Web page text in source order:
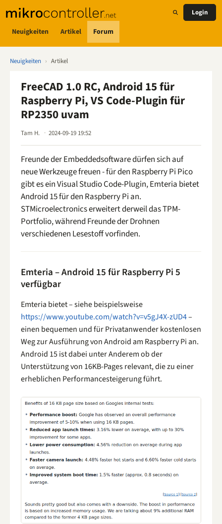
Neuigkeiten Artikel Forum
Login
Neuigkeiten › Artikel
FreeCAD 1.0 RC, Android 15 für
Raspberry Pi, VS Code-Plugin für
RP2350 uvam
Tam H. 2024-09-19 19:52
Freunde der Embeddedsoftware dürfen sich auf
neue Werkzeuge freuen - für den Raspberry Pi Pico
gibt es ein Visual Studio Code-Plugin, Emteria bietet
Android 15 für den Raspberry Pi an.
STMicroelectronics erweitert derweil das TPM-
Portfolio, während Freunde der Drohnen
verschiedenen Lesestoff vorfinden.
Emteria – Android 15 für Raspberry Pi 5
verfügbar
Emteria bietet – siehe beispielsweise
https://www.youtube.com/watch?v=v5gJ4X-zUD4–
einen bequemen und für Privatanwender kostenlosen
Weg zur Ausführung von Android am Raspberry Pi an.
Android 15 ist dabei unter Anderem ob der
Unterstützung von 16KB-Pages relevant, die zu einer
erheblichen Performancesteigerung führt.